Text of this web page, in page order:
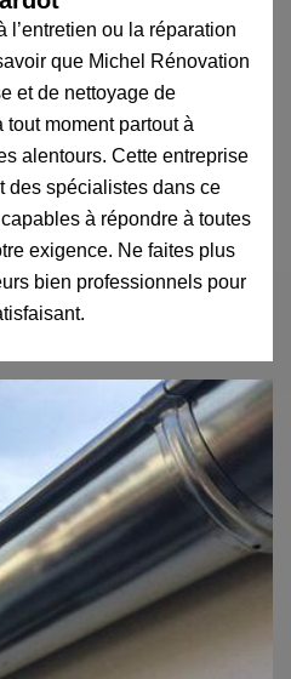
l’entretien ou la réparation
que Michel Rénovation
et de nettoyage de
moment partout à
alentours. Cette entreprise
des spécialistes dans ce
à répondre à toutes
exigence. Ne faites plus
bien professionnels pour